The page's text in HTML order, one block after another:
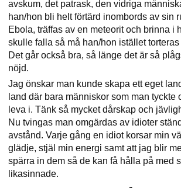
avskum, det patrask, den vidriga
han/hon bli helt förtärd inombords av sin
Ebola, träffas av en meteorit och brinna i
skulle falla så må han/hon istället
Det går också bra, så länge det är så
nöjd.
Jag önskar man kunde skapa ett eget
land där bara människor som man tyckte
leva i. Tänk så mycket dårskap och
Nu tvingas man omgärdas av idioter
avstånd. Varje gång en idiot korsar min
glädje, stjäl min energi samt att jag blir
spärra in dem så de kan få hålla på med
likasinnade.